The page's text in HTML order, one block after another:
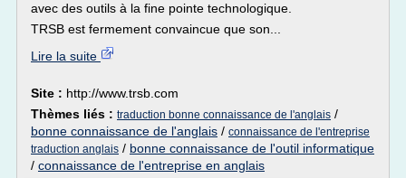
avec des outils à la fine pointe technologique.
TRSB est fermement convaincue que son...
Lire la suite
Site : http://www.trsb.com
Thèmes liés : traduction bonne connaissance de l'anglais /
bonne connaissance de l'anglais / connaissance de l'entreprise
traduction anglais / bonne connaissance de l'outil informatique
/ connaissance de l'entreprise en anglais